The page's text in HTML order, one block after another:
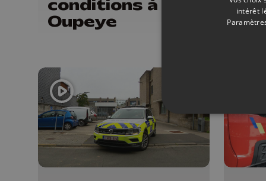
conditions à
Oupeye
intérêt